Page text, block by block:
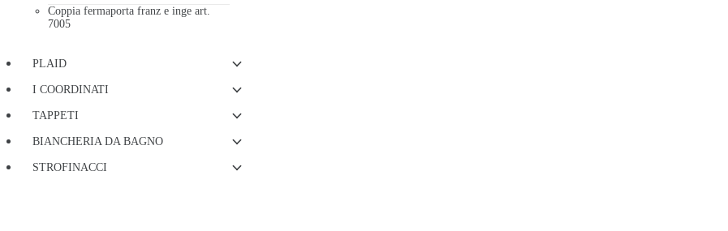
Coppia fermaporta franz e inge art.
7005
PLAID
I COORDINATI
TAPPETI
BIANCHERIA DA BAGNO
STROFINACCI